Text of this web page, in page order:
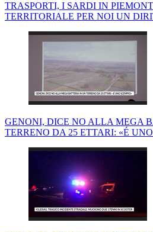
TRASPORTI, I SARDI IN
TERRITORIALE PER NOI UN
GENONI, DICE NO ALLA MEGA
TERRENO DA 25 ETTARI: «É